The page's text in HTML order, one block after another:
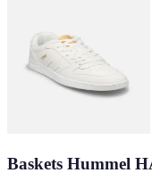
Baskets Hummel